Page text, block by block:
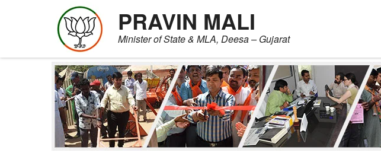
PRAVIN MALI
Minister of State & MLA, Deesa – Gujarat